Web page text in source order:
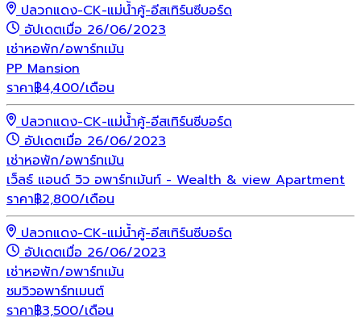
ปลวกแดง-CK-แม่น้ำคู้-อีสเทิร์นซีบอร์ด
อัปเดตเมื่อ 26/06/2023
เช่าหอพัก/อพาร์ทเม้น
PP Mansion
ราคา฿4,400/เดือน
ปลวกแดง-CK-แม่น้ำคู้-อีสเทิร์นซีบอร์ด
อัปเดตเมื่อ 26/06/2023
เช่าหอพัก/อพาร์ทเม้น
เว็ลธ์ แอนด์ วิว อพาร์ทเม้นท์ - Wealth & view Apartment
ราคา฿2,800/เดือน
ปลวกแดง-CK-แม่น้ำคู้-อีสเทิร์นซีบอร์ด
อัปเดตเมื่อ 26/06/2023
เช่าหอพัก/อพาร์ทเม้น
ชมวิวอพาร์ทเมนต์
ราคา฿3,500/เดือน